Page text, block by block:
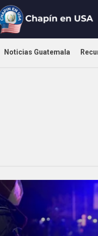
Noticias Guatemala